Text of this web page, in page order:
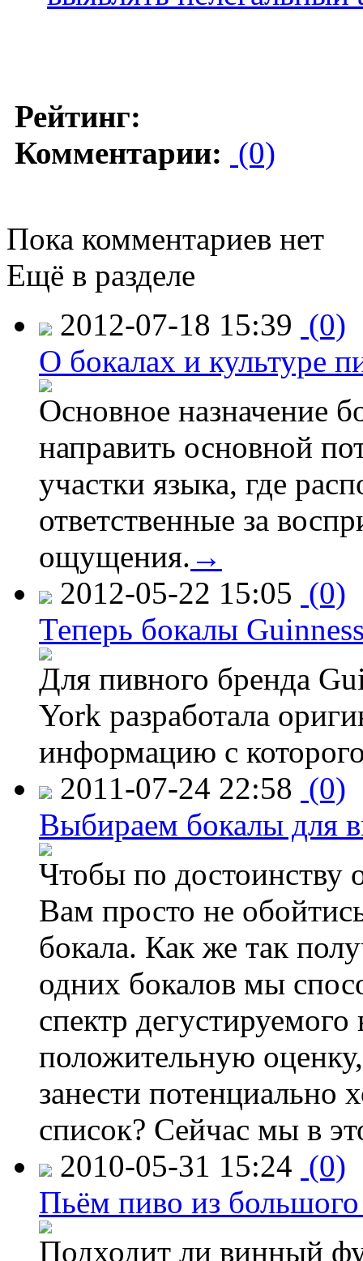
Рейтинг:
Комментарии: (0)
Пока комментариев нет
Ещё в разделе
2012-07-18 15:39 (0)
О бокалах и культуре
Основное назначение
направить основной
участки языка, где
ответственные за
ощущения. →
2012-05-22 15:05 (0)
Теперь бокалы
Для пивного бренда
York разработала
информацию с
2011-07-24 22:58 (0)
Выбираем бокалы для
Чтобы по достоинству
Вам просто не
бокала. Как же так
одних бокалов мы
спектр
положительную
занести
список? Сейчас мы в
2010-05-31 15:24 (0)
Пьём пиво из
Подходит ли винный